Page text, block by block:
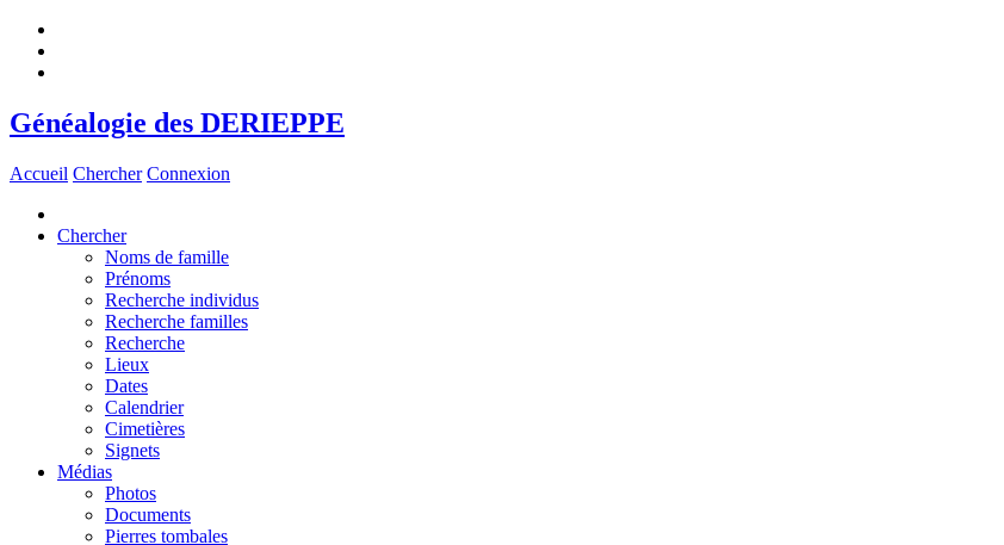
Généalogie des DERIEPPE
Accueil Chercher Connexion
Chercher
Noms de famille
Prénoms
Recherche individus
Recherche familles
Recherche
Lieux
Dates
Calendrier
Cimetières
Signets
Médias
Photos
Documents
Pierres tombales